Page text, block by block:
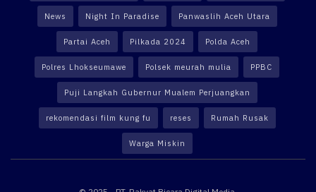
News Night In Paradise Panwaslih Aceh Utara
Partai Aceh Pilkada 2024 Polda Aceh
Polres Lhokseumawe Polsek meurah mulia PPBC
Puji Langkah Gubernur Mualem Perjuangkan
rekomendasi film kung fu reses Rumah Rusak
Warga Miskin